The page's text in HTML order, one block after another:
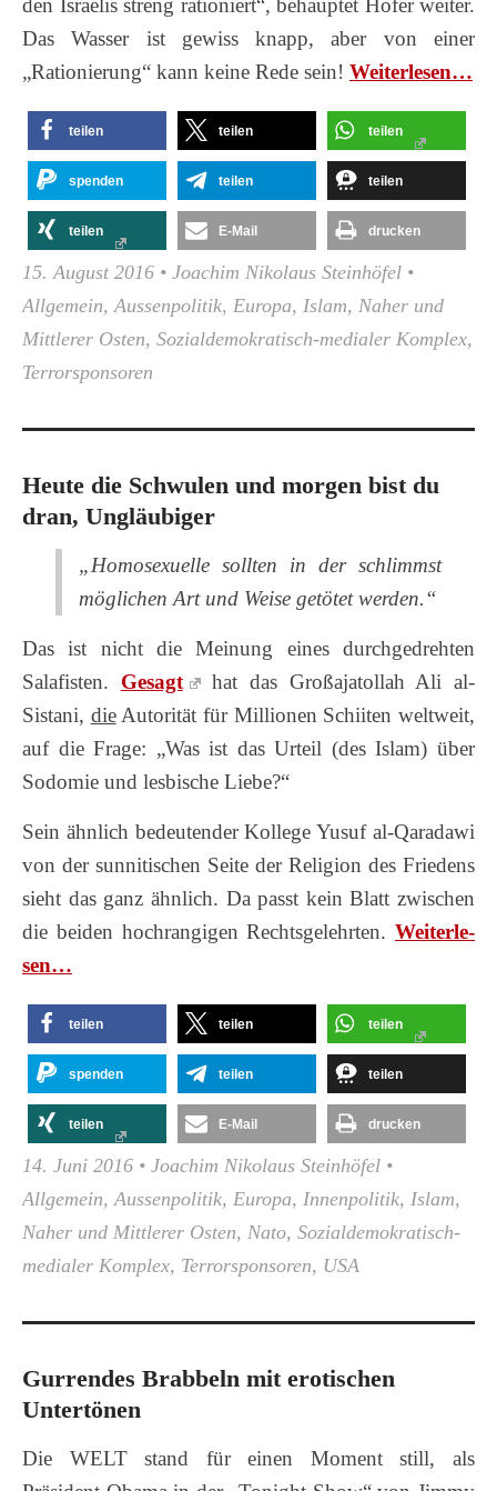
den Israelis streng rationiert“, behauptet Hofer weiter.
Das Wasser ist gewiss knapp, aber von einer
„Rationierung“ kann keine Rede sein! Wei­ter­le­sen…
teilen teilen teilen
spenden teilen teilen
teilen E-Mail drucken
15. August 2016 • Joachim Nikolaus Steinhöfel •
Allgemein, Aussenpolitik, Europa, Islam, Naher und
Mittlerer Osten, Sozialdemokratisch-medialer Komplex,
Terrorsponsoren
Heute die Schwulen und morgen bist du
dran, Ungläubiger
„Homosexuelle sollten in der schlimmst
möglichen Art und Weise getötet werden.“
Das ist nicht die Meinung eines durchgedrehten
Salafisten. Gesagt
hat das Großajatollah Ali al-
Sistani, dieAutorität für Millionen Schiiten weltweit,
auf die Frage: „Was ist das Urteil (des Islam) über
Sodomie und lesbische Liebe?“
Sein ähnlich bedeutender Kollege Yusuf al-Qaradawi
von der sunnitischen Seite der Religion des Friedens
sieht das ganz ähnlich. Da passt kein Blatt zwischen
die beiden hochrangigen Rechtsgelehrten. Wei­ter­le­
sen…
teilen teilen teilen
spenden teilen teilen
teilen E-Mail drucken
14. Juni 2016 • Joachim Nikolaus Steinhöfel •
Allgemein, Aussenpolitik, Europa, Innenpolitik, Islam,
Naher und Mittlerer Osten, Nato, Sozialdemokratisch-
medialer Komplex, Terrorsponsoren, USA
Gurrendes Brabbeln mit erotischen
Untertönen
Die WELT stand für einen Moment still, als